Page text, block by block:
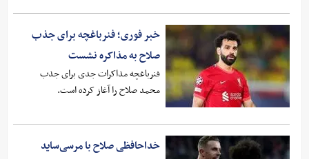
خبر فوری؛ فنرباغچه برای جذب
صلاح به مذاکره نشست
فنرباغچه مذاکرات جدی برای جذب
محمد صلاح را آغاز کرده است.
خداحافظی صلاح با مرسی‌ساید